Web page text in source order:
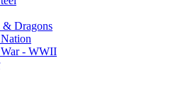
& Dragons
- WWII